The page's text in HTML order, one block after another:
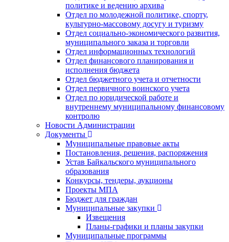
политике и ведению архива
Отдел по молодежной политике, спорту,
культурно-массовому досугу и туризму
Отдел социально-экономического развития,
муниципального заказа и торговли
Отдел информационных технологий
Отдел финансового планирования и
исполнения бюджета
Отдел бюджетного учета и отчетности
Отдел первичного воинского учета
Отдел по юридической работе и
внутреннему муниципальному финансовому
контролю
Новости Администрации
Документы
Муниципальные правовые акты
Постановления, решения, распоряжения
Устав Байкальского муниципального
образования
Конкурсы, тендеры, аукционы
Проекты МПА
Бюджет для граждан
Муниципальные закупки
Извещения
Планы-графики и планы закупки
Муниципальные программы